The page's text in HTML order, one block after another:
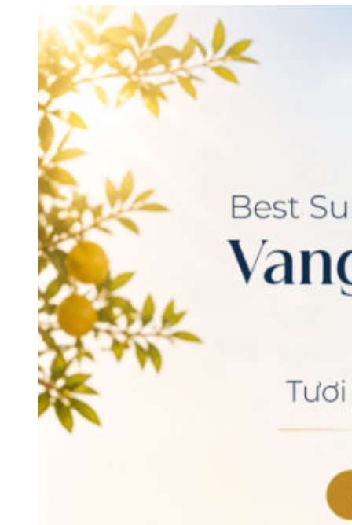
Bekaa Valley là nơi trồng cả các giống nho quốc tế và giống
nho bản địa của Lebanon. Trong đó, Cabernet Sauvignon,
Cinsault, Carignan, Merlot cùng hai giống nho bản địa Obeideh
và Merwah được xem là những giống nho tiêu biểu, góp phần
tạo nên phong cách đặc trưng của rượu vang Bekaa Valley.
Nho Cabernet Sauvignon
phát triển tốt trong khí hậu ấm
áp và các vườn nho ở độ cao của Bekaa Valley. Giống
nho này tạo ra những chai vang có cấu trúc chắc chắn,
hương lý chua đen, mận chín và gia vị, đồng thời vẫn giữ
được độ axit cân bằng.
Cinsault là một trong những giống nho được trồng lâu đời
nhất tại Bekaa Valley và đóng vai trò quan trọng trong
nhiều dòng vang nổi tiếng của Lebanon. Rượu vang từ
nho Cinsaultthường có hương trái cây đỏ, thảo mộc và
tannin mềm mại.
Carignan là giống nho có khả năng thích nghi tốt với khí
hậu khô nóng của Bekaa Valley.
Nho Carignanthường
được phối trộn cùng Cabernet Sauvignon hoặc Cinsault
để tăng màu sắc, cấu trúc và độ đậm cho rượu vang.
Giống nho Merlotthích nghi tốt với điều kiện tự nhiên của
Bekaa Valley, tạo nên những chai vang mềm mại với
hương mận chín, anh đào đen và chút gia vị. Giống nho
này thường được sử dụng để sản xuất vang đơn giống
hoặc phối trộn nhằm tăng độ tròn vị và cân bằng cho
rượu.
Obeideh là một giống nho trắng bản địa lâu đời của
Lebanon, được trồng chủ yếu tại Bekaa Valley. Giống nho
này thường được sử dụng để sản xuất vang trắng với
Merwah là giống nho trắng bản địa quan trọng khác của
Lebanon. Nhờ thích nghi tốt với điều kiện khí hậu và địa
hình của Bekaa Valley, Merwah tạo nên những dòng vang